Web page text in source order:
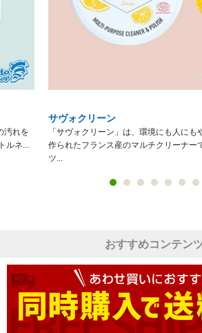
汚れを
ルネ...
サヴォクリーン
「サヴォクリーン」は、環境にも人にも
作られたフランス産のマルチクリーナー
ツ...
おすすめコンテン